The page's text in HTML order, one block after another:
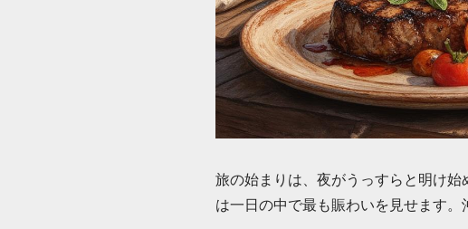
旅の始まりは、夜がうっすらと明け始
は一日の中で最も賑わいを見せます